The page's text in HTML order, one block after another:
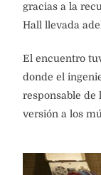
gracias a la
Hall llevada
El encuentro
donde el
responsable de
versión a los